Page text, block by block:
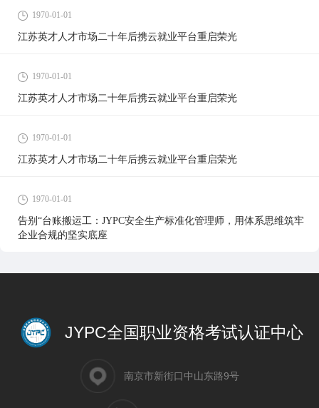
1970-01-01
江苏英才人才市场二十年后携云就业平台重启荣光
1970-01-01
江苏英才人才市场二十年后携云就业平台重启荣光
1970-01-01
江苏英才人才市场二十年后携云就业平台重启荣光
1970-01-01
告别“台账搬运工：JYPC安全生产标准化管理师，用体系思维筑牢
企业合规的坚实底座
JYPC全国职业资格考试认证中心
南京市新街口中山东路9号